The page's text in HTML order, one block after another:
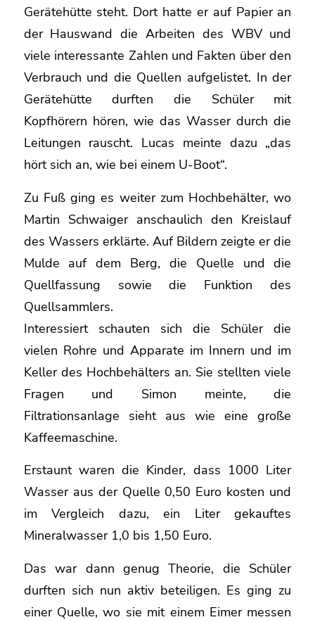
Gerätehütte steht. Dort hatte er auf Papier an
der Hauswand die Arbeiten des WBV und
viele interessante Zahlen und Fakten über den
Verbrauch und die Quellen aufgelistet. In der
Gerätehütte durften die Schüler mit
Kopfhörern hören, wie das Wasser durch die
Leitungen rauscht. Lucas meinte dazu „das
hört sich an, wie bei einem U-Boot“.
Zu Fuß ging es weiter zum Hochbehälter, wo
Martin Schwaiger anschaulich den Kreislauf
des Wassers erklärte. Auf Bildern zeigte er die
Mulde auf dem Berg, die Quelle und die
Quellfassung sowie die Funktion des
Quellsammlers.
Interessiert schauten sich die Schüler die
vielen Rohre und Apparate im Innern und im
Keller des Hochbehälters an. Sie stellten viele
Fragen und Simon meinte, die
Filtrationsanlage sieht aus wie eine große
Kaffeemaschine.
Erstaunt waren die Kinder, dass 1000 Liter
Wasser aus der Quelle 0,50 Euro kosten und
im Vergleich dazu, ein Liter gekauftes
Mineralwasser 1,0 bis 1,50 Euro.
Das war dann genug Theorie, die Schüler
durften sich nun aktiv beteiligen. Es ging zu
einer Quelle, wo sie mit einem Eimer messen